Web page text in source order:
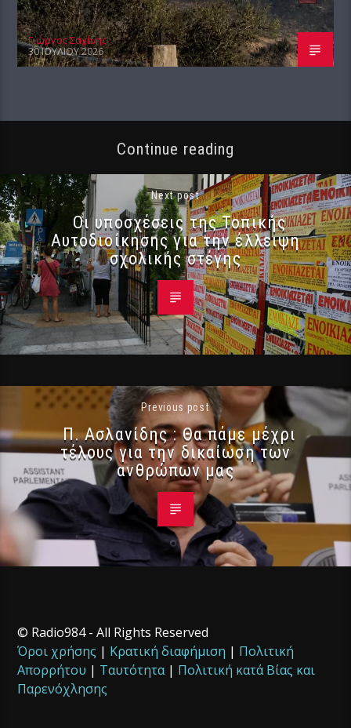
Γιώργος Σαχίνης
30 ΙΟΥΛΊΟΥ 2026
Continue reading
Next post
Οι υποσχέσεις της Τοπικής
Αυτοδιοίκησης για την έλλειψη
σχολικής στέγης
Previous post
Π. Ασλανίδης : Θα πάμε μέχρι
τέλους για την δικαίωση των
ανθρώπων μας
© Radio984 - All Rights Reserved
Όροι χρήσης | Κρατική διαφήμιση | Πολιτική
Απορρήτου | Ταυτότητα| Πολιτική κατά Βίας και
Παρενόχλησης